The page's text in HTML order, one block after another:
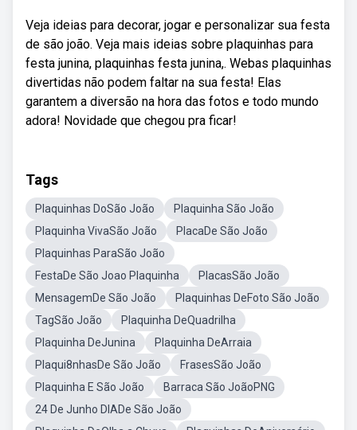
Veja ideias para decorar, jogar e personalizar sua festa
de são joão. Veja mais ideias sobre plaquinhas para
festa junina, plaquinhas festa junina,. Webas plaquinhas
divertidas não podem faltar na sua festa! Elas
garantem a diversão na hora das fotos e todo mundo
adora! Novidade que chegou pra ficar!
Tags
Plaquinhas DoSão João
Plaquinha São João
Plaquinha VivaSão João
PlacaDe São João
Plaquinhas ParaSão João
FestaDe São Joao Plaquinha
PlacasSão João
MensagemDe São João
Plaquinhas DeFoto São João
TagSão João
Plaquinha DeQuadrilha
Plaquinha DeJunina
Plaquinha DeArraia
Plaqui8nhasDe São João
FrasesSão João
Plaquinha E São João
Barraca São JoãoPNG
24 De Junho DIADe São João